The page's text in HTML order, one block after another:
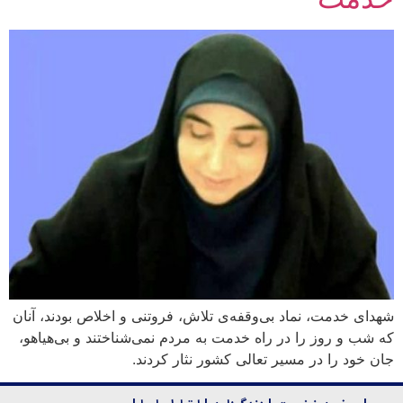
شهدای خدمت، نماد بی‌وقفه‌ی تلاش، فروتنی و اخلاص بودند، آنان
که شب و روز را در راه خدمت به مردم نمی‌شناختند و بی‌هیاهو،
جان خود را در مسیر تعالی کشور نثار کردند.